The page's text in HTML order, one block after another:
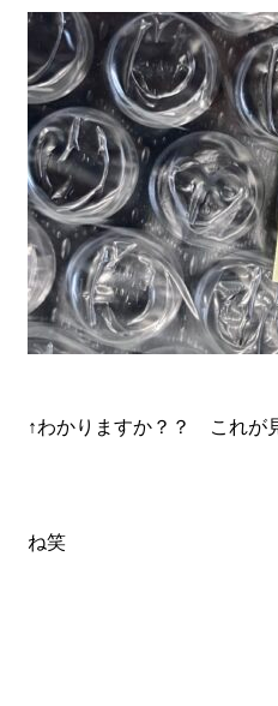
↑わかりますか？？ これが
ね笑